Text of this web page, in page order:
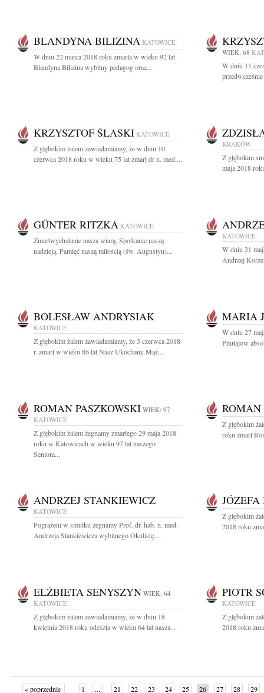
BLANDYNA BILIZINA KATOWICE
W dniu 22 marca 2018 roku zmarła w wieku 92 lat
Blandyna Bilizina wybitny pedagog oraz...
WIEK: 68
W dniu 11
KRZYSZTOF ŚLASKI KATOWICE
Z głębokim żalem zawiadamiamy, że w dniu 10
czerwca 2018 roku w wieku 75 lat zmarł dr n. med....
KRAKÓW
Z głębokim
maja 2018
GÜNTER RITZKA KATOWICE
Zmartwychstanie nasza wiarą, Spotkanie naszą
nadzieją, Pamięć naszą miłością (św. Augustyn)...
KATOWICE
W dniu 31
Andrzej
BOLESŁAW ANDRYSIAK
KATOWICE
Z głębokim żalem zawiadamiamy, że 3 czerwca 2018
r. zmarł w wieku 86 lat Nasz Ukochany Mąż,...
MARIA
W dniu 27
Pitułajów
ROMAN PASZKOWSKI WIEK: 97
KATOWICE
Z głębokim żalem żegnamy zmarłego 29 maja 2018
roku w Katowicach w wieku 97 lat naszego
Seniora...
ROMAN
Z głębokim
roku zmarł
ANDRZEJ STANKIEWICZ
KATOWICE
Pogrążeni w smutku żegnamy Prof. dr. hab. n. med.
Andrzeja Stankiewicza wybitnego Okulistę,...
Z głębokim
2018 roku
ELŻBIETA SENYSZYN WIEK: 64
KATOWICE
Z głębokim żalem zawiadamiamy, że w dniu 18
kwietnia 2018 roku odeszła w wieku 64 lat nasza...
PIOTR
KATOWICE
Z głębokim
2018 roku
« poprzednie 1 ... 21 22 23 24 25 26 27 28 29